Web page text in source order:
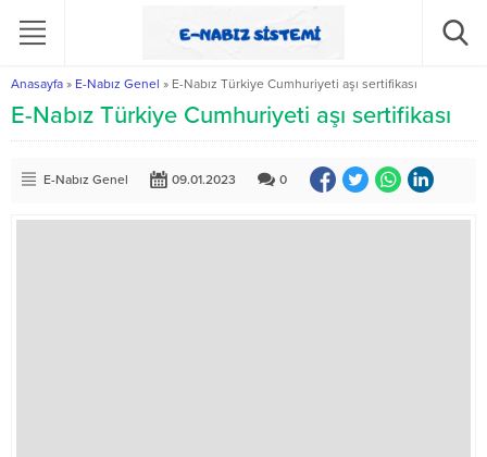
Anasayfa » E-Nabız Genel » E-Nabız Türkiye Cumhuriyeti aşı sertifikası
E-Nabız Türkiye Cumhuriyeti aşı sertifikası
E-Nabız Genel 09.01.2023 0